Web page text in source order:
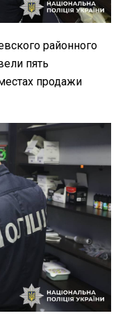
районного
пять
продажи